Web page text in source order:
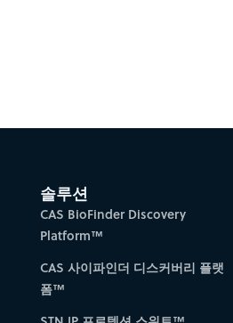
솔루션
CAS BioFinder Discovery
Platform™
CAS 사이파인더 디스커버리 플랫
폼™